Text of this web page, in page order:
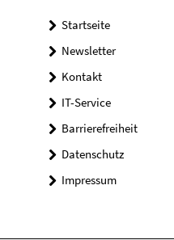
Startseite
Newsletter
Kontakt
IT-Service
Barrierefreiheit
Datenschutz
Impressum